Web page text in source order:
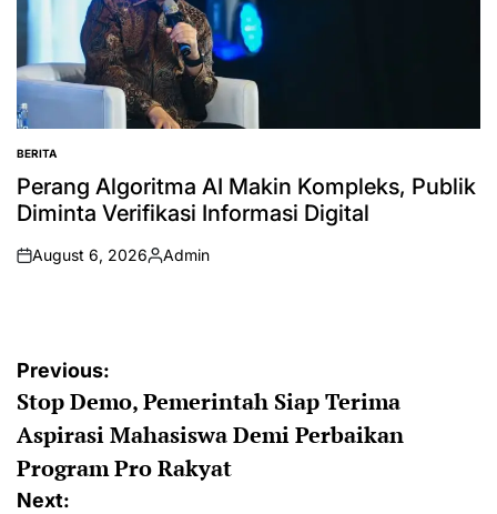
POSTED
IN
BERITA
Perang Algoritma AI Makin Kompleks, Publik
Diminta Verifikasi Informasi Digital
on
August 6, 2026
Posted
Admin
Post
navigation
Previous:
Stop Demo, Pemerintah Siap Terima
Aspirasi Mahasiswa Demi Perbaikan
Program Pro Rakyat
Next: